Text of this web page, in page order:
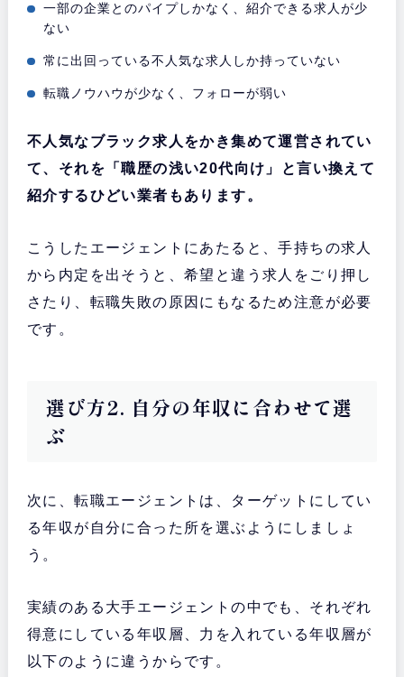
一部の企業とのパイプしかなく、紹介できる求人が少
ない
常に出回っている不人気な求人しか持っていない
転職ノウハウが少なく、フォローが弱い
不人気なブラック求人をかき集めて運営されてい
て、それを「職歴の浅い20代向け」と言い換えて
紹介するひどい業者もあります。
こうしたエージェントにあたると、手持ちの求人
から内定を出そうと、希望と違う求人をごり押し
さたり、転職失敗の原因にもなるため注意が必要
です。
選び方2. 自分の年収に合わせて選
ぶ
次に、転職エージェントは、ターゲットにしてい
る年収が自分に合った所を選ぶようにしましょ
う。
実績のある大手エージェントの中でも、それぞれ
得意にしている年収層、力を入れている年収層が
以下のように違うからです。